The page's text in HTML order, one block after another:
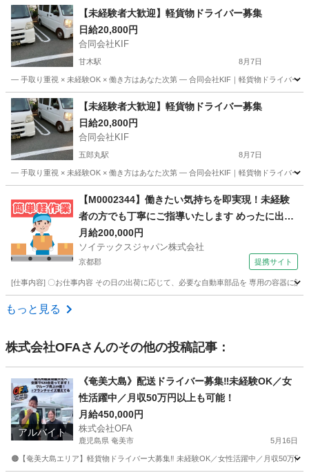
福岡 大川市 蒲池駅 ドライバー 合同会社
【未経験者大歓迎】軽貨物ドライバー募集
日給20,800円
合同会社KIF
甘木駅 8月7日
― 手取り重視 × 未経験OK × 働き方はあなた次第 ― 合同会社KIF｜軽貨物ドライバー
福岡 朝倉市 甘木駅 ドライバー 合同会社
【未経験者大歓迎】軽貨物ドライバー募集
日給20,800円
合同会社KIF
五郎丸駅 8月7日
― 手取り重視 × 未経験OK × 働き方はあなた次第 ― 合同会社KIF｜軽貨物ドライバー
ドライバー 合同会社
【M0002344】働きたい気持ちを即実現！未経験
者の方でも丁寧にご指導いたします めったに出な
いレア求人です！！
月給200,000円
ソイテックスジャパン株式会社
京都郡 提携サイト
[仕事内容] 〇お仕事内容 その日の出荷に応じて、必要な自動車部品を 専用の容器に
福岡 京都郡
もっと見る
株式会社OFAさんのその他の投稿記事：
アルバイト
《奄美大島》配送ドライバー募集‼️未経験OK／女
性活躍中／月収50万円以上も可能！
月給450,000円
株式会社OFA
鹿児島県 奄美市 5月16日
🟠【奄美大島エリア】軽貨物ドライバー大募集‼ 未経験OK／女性活躍中／月収50万